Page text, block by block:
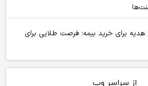
برای خرید بیمه؛ فرصت طلایی برای
از سراسر وب